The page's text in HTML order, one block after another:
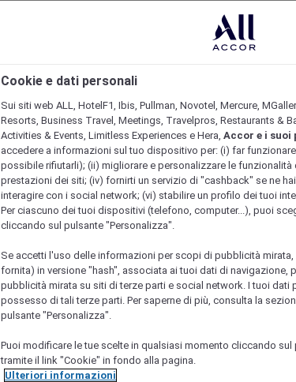
Cookie e dati personali
Sui siti web ALL, HotelF1, Ibis, Pullman, Novotel, Mercure,
Resorts, Business Travel, Meetings, Travelpros, Restaurants &
Activities & Events, Limitless Experiences e Hera, Accor e i suoi
accedere a informazioni sul tuo dispositivo per: (i) far
possibile rifiutarli); (ii) migliorare e personalizzare le funzionalità
prestazioni dei siti; (iv) fornirti un servizio di "cashback" se ne
interagire con i social network; (vi) stabilire un profilo dei tuoi
Per ciascuno dei tuoi dispositivi (telefono, computer...), puoi
cliccando sul pulsante "Personalizza".
Se accetti l'uso delle informazioni per scopi di pubblicità mirata,
fornita) in versione "hash", associata ai tuoi dati di navigazione,
pubblicità mirata su siti di terze parti e social network. I tuoi dati
possesso di tali terze parti. Per saperne di più, consulta la
pulsante "Personalizza".
Puoi modificare le tue scelte in qualsiasi momento cliccando
tramite il link "Cookie" in fondo alla pagina.
Ulteriori informazioni